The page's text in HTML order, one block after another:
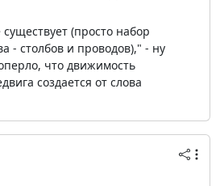
(просто набор
- столбов и проводов)," - ну
что движимость
создается от слова